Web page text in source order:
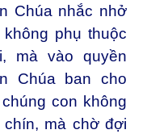
Chúa nhắc nhở
phụ thuộc
mà vào quyền
Chúa ban cho
con không
mà chờ đợi